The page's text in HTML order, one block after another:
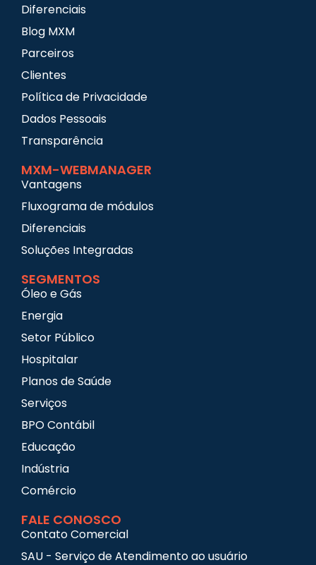
Diferenciais
Blog MXM
Parceiros
Clientes
Política de Privacidade
Dados Pessoais
Transparência
MXM-WEBMANAGER
Vantagens
Fluxograma de módulos
Diferenciais
Soluções Integradas
SEGMENTOS
Óleo e Gás
Energia
Setor Público
Hospitalar
Planos de Saúde
Serviços
BPO Contábil
Educação
Indústria
Comércio
FALE CONOSCO
Contato Comercial
SAU - Serviço de Atendimento ao usuário